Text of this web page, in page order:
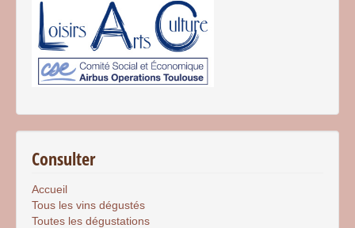
Consulter
Accueil
Tous les vins dégustés
Toutes les dégustations